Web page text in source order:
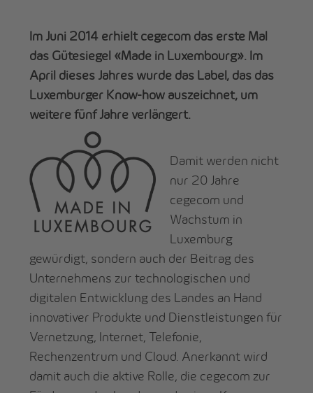
Im Juni 2014 erhielt cegecom das erste Mal
das Gütesiegel «Made in Luxembourg». Im
April dieses Jahres wurde das Label, das das
Luxemburger Know-how auszeichnet, um
weitere fünf Jahre verlängert.
Damit werden nicht
nur 20 Jahre
cegecom und
Wachstum in
Luxemburg
gewürdigt, sondern auch der Beitrag des
Unternehmens zur technologischen und
digitalen Entwicklung des Landes an Hand
innovativer Produkte und Dienstleistungen für
Vernetzung, Internet, Telefonie,
Rechenzentrum und Cloud. Anerkannt wird
damit auch die aktive Rolle, die cegecom zur